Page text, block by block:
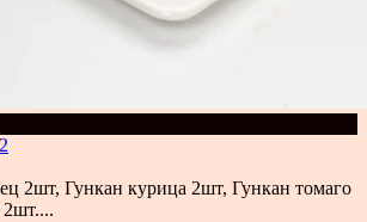
2шт, Гункан курица 2шт, Гункан томаго